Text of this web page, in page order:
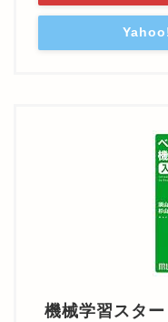
機械学習スタ